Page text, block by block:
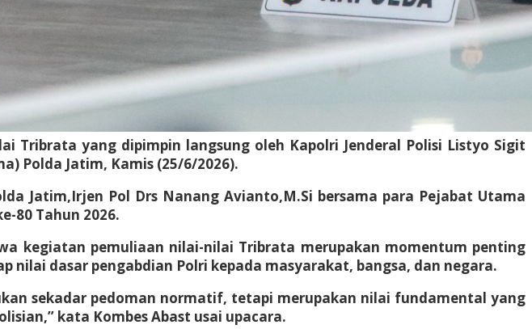
Tribrata yang dipimpin langsung oleh Kapolri Jenderal Polisi Listyo Sigit
Polda Jatim, Kamis (25/6/2026).
Jatim,Irjen Pol Drs Nanang Avianto,M.Si bersama para Pejabat Utama
80 Tahun 2026.
kegiatan pemuliaan nilai-nilai Tribrata merupakan momentum penting
dasar pengabdian Polri kepada masyarakat, bangsa, dan negara.
sekadar pedoman normatif, tetapi merupakan nilai fundamental yang
kata Kombes Abast usai upacara.